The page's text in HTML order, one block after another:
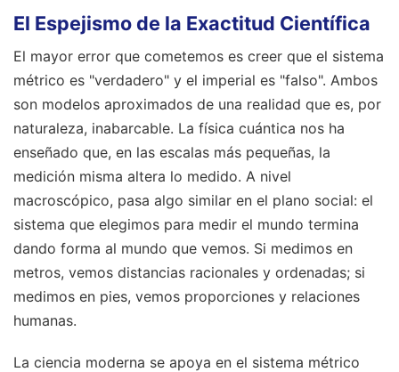
El Espejismo de la Exactitud Científica
El mayor error que cometemos es creer que el sistema
métrico es "verdadero" y el imperial es "falso". Ambos
son modelos aproximados de una realidad que es, por
naturaleza, inabarcable. La física cuántica nos ha
enseñado que, en las escalas más pequeñas, la
medición misma altera lo medido. A nivel
macroscópico, pasa algo similar en el plano social: el
sistema que elegimos para medir el mundo termina
dando forma al mundo que vemos. Si medimos en
metros, vemos distancias racionales y ordenadas; si
medimos en pies, vemos proporciones y relaciones
humanas.
La ciencia moderna se apoya en el sistema métrico